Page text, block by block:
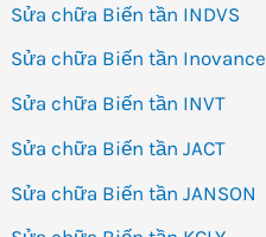
Sửa chữa Biến tần INDVS
Sửa chữa Biến tần Inovance
Sửa chữa Biến tần INVT
Sửa chữa Biến tần JACT
Sửa chữa Biến tần JANSON